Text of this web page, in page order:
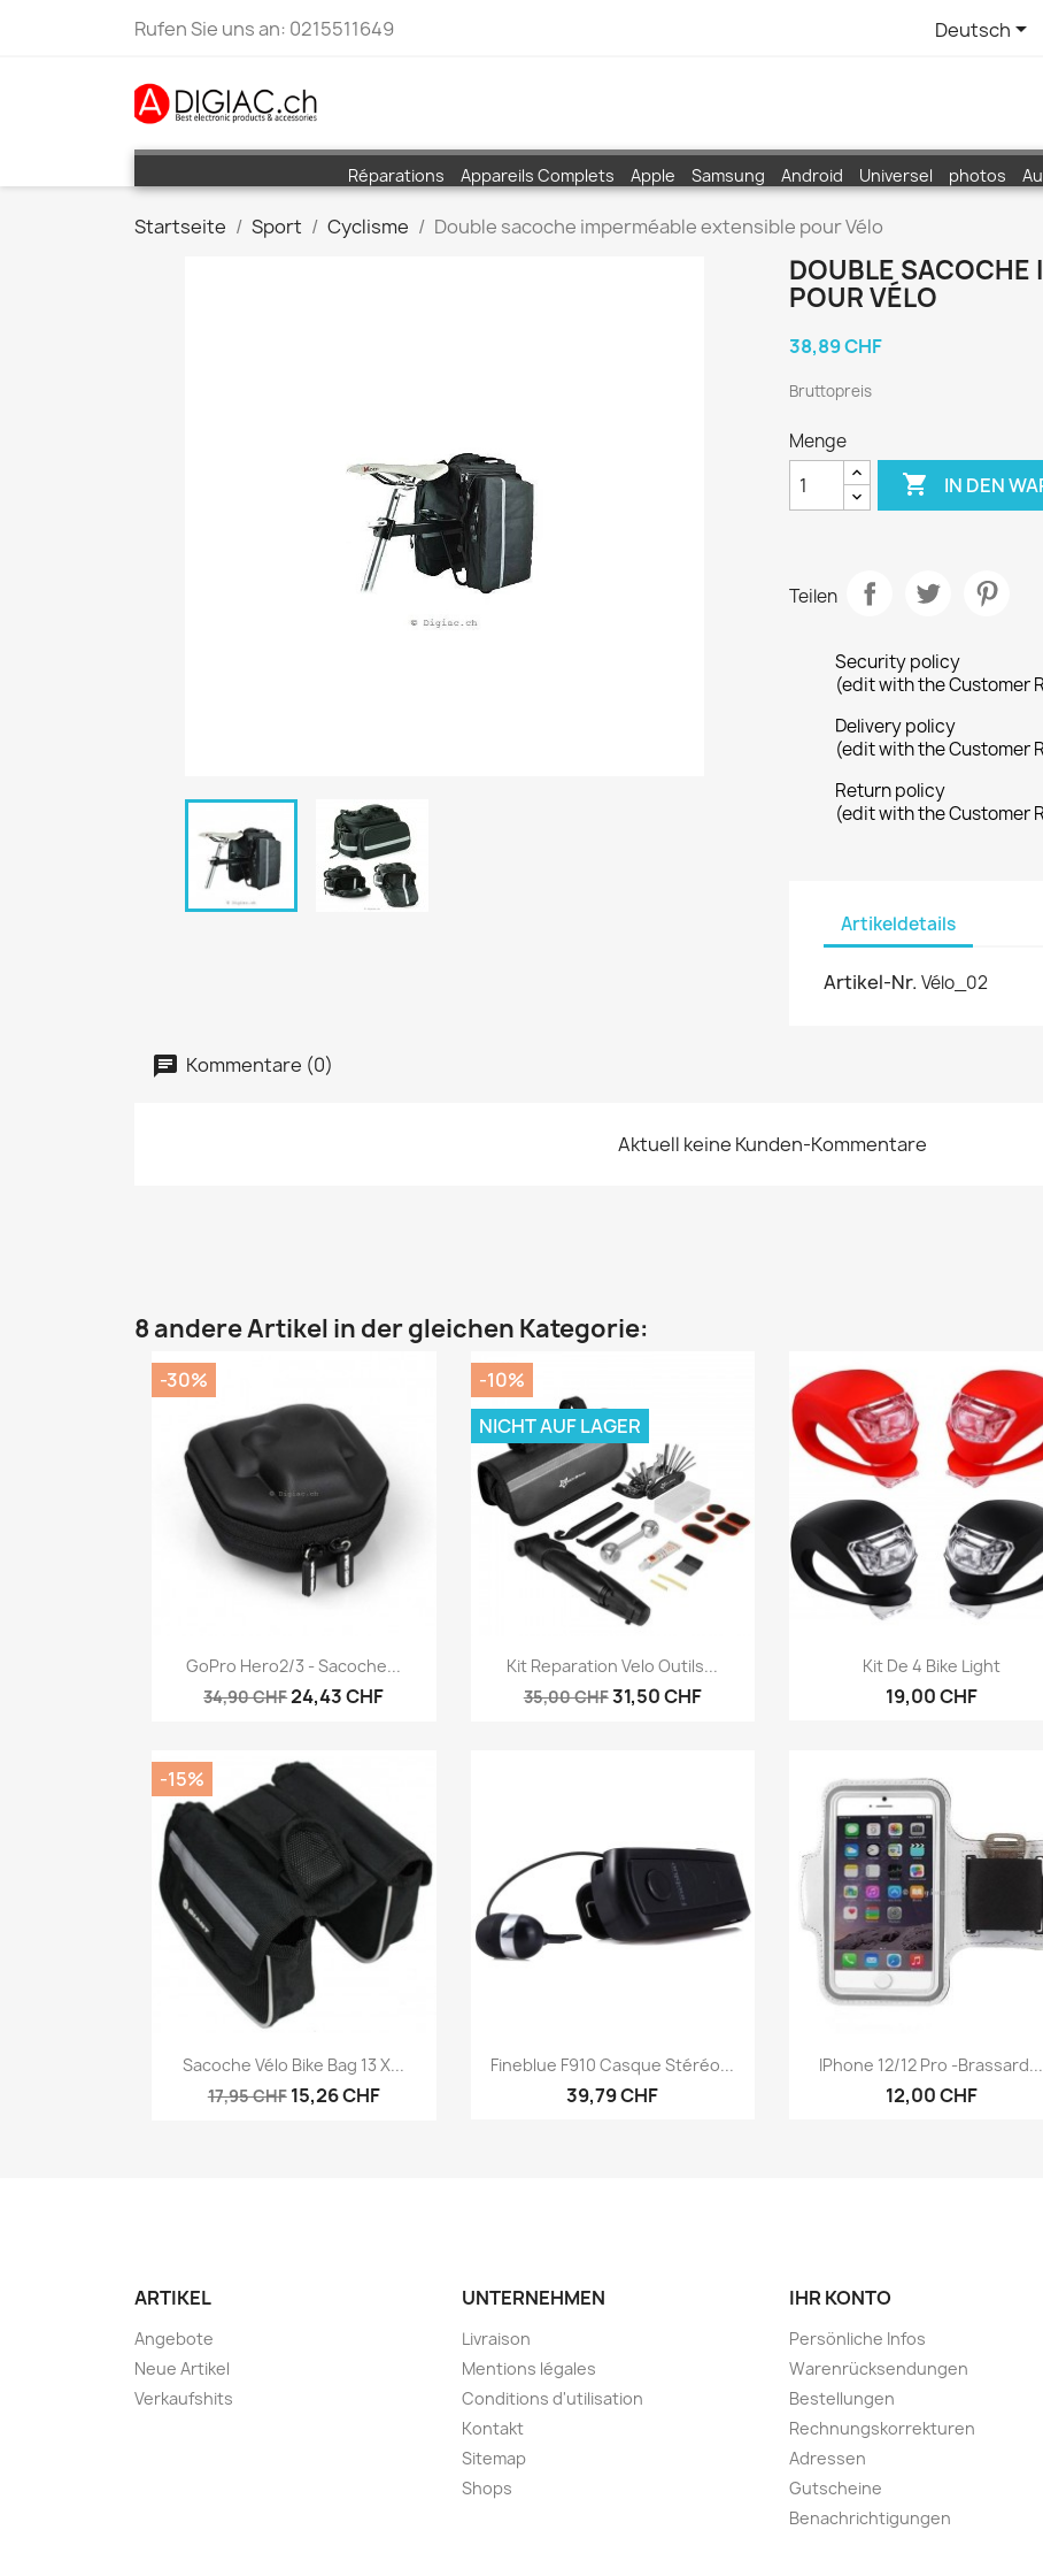
Rufen Sie uns an: 0215511649 Deutsch
Réparations Appareils Complets Apple Samsung Android Universel photos
Startseite Sport Cyclisme Double sacoche imperméable extensible pour Vélo
DOUBLE SACOCHE
POUR VÉLO
38,89 CHF
Bruttopreis
Menge
 IN DEN
Teilen
Security policy
(edit with the Customer
Delivery policy
(edit with the Customer
Return policy
(edit with the Customer
Artikeldetails
Artikel-Nr. Vélo_02
Kommentare (0)
Aktuell keine Kunden-Kommentare
8 andere Artikel in der gleichen Kategorie:
Vorschau
GoPro Hero2/3 - Sacoche...
34,90 CHF24,43 CHF
-30%
Vorschau
Kit Reparation Velo Outils...
35,00 CHF31,50 CHF
-10%
NICHT AUF LAGER
Vorschau
Kit De 4 Bike Light
19,00 CHF
Vorschau
Sacoche Vélo Bike Bag 13 X...
17,95 CHF 15,26 CHF
-15%
Vorschau
Fineblue F910 Casque Stéréo...
39,79 CHF
Vorschau
IPhone 12/12 Pro -brassard...
12,00 CHF
ARTIKEL
Angebote
Neue Artikel
Verkaufshits
UNTERNEHMEN
Livraison
Mentions légales
Conditions d'utilisation
Kontakt
Sitemap
Shops
IHR KONTO
Persönliche Infos
Warenrücksendungen
Bestellungen
Rechnungskorrekturen
Adressen
Gutscheine
Benachrichtigungen